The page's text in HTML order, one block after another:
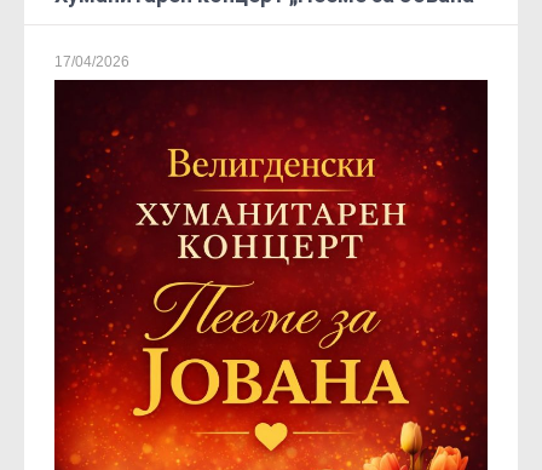
17/04/2026